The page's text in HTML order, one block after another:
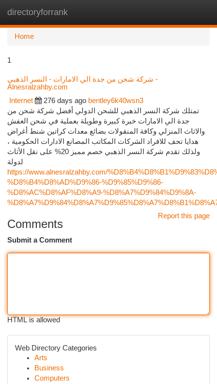
directoryforrank
Home
1
شركة شحن من جدة الي الامارات - النسر الذهبي -
Alnesralzahby.com
Internet 276 days ago bentley6k40wsn3
تمتلك شركة النسر الذهبي للشحن الدولي أفضل شركة شحن من
جدة الي الامارات خبرة كبيرة وطويلة بعملية في شحن العفش
والاثاث المنزلي وكافة المنقولات بضائع معدات كراتين شنط أغراض
هدايا تحف للافراد الشركات المكاتب المصانع الادارات الحكومية ،
ولذلك تقدم شركة النسر الذهبي خصم مميز 20% على نقل الأثاث
لدولة
https://www.alnesralzahby.com/
%D8%B4%D8%AD%D9%86-%D9%85%D9%86-
%D8%AC%D8%AF%D8%A9-%D8%A7%D9%84%D9%8A-
Report this page
Comments
Submit a Comment
HTML is allowed
Web Directory Categories
Arts
Business
Computers